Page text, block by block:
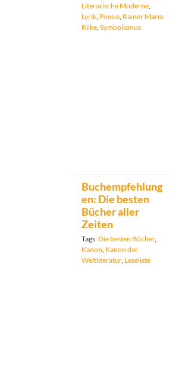
Literarische Moderne
Lyrik Poesie Rainer Maria
Rilke Symbolismus
Buchempfehlung
en: Die besten
Bücher aller
Zeiten
Tags: Die besten Bücher,
Kanon, Kanon der
Weltliteratur, Leseliste